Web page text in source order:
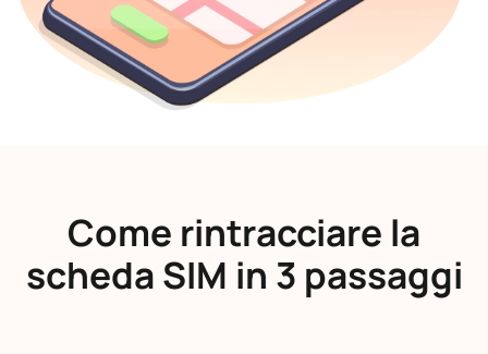
Come rintracciare la
scheda SIM in 3 passaggi